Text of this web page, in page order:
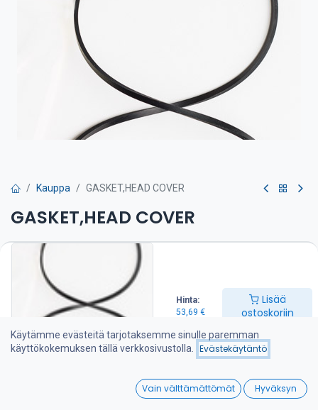
Hinta:
53,69 €
Lisää
ostoskoriin
Wishlist
Kauppa GASKET,HEAD COVER
GASKET,HEAD COVER
Venttiilivälykset on tarkistettava huolto-ohjeen mukaan
53,69€
Lisää ostoskoriin
Lisää toivelistalle
Käytämme evästeitä tarjotaksemme sinulle paremman
käyttökokemuksen tällä verkkosivustolla.
Evästekäytäntö
Vain välttämättömät Hyväksyn